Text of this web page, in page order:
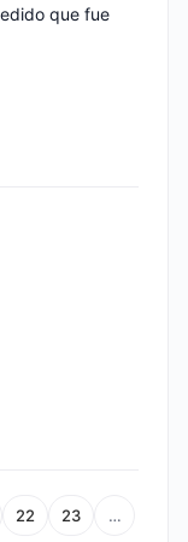
que fue
22 23 …